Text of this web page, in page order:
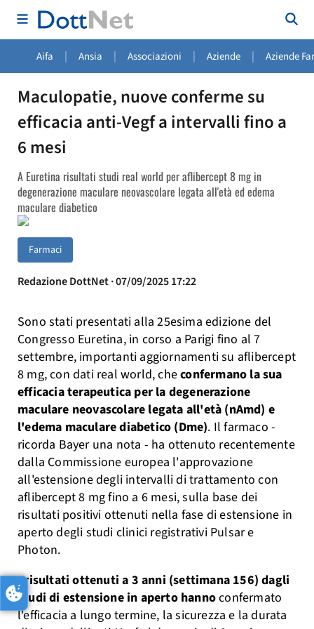
Aifa | Ansia | Associazioni | Aziende | Aziende
Maculopatie, nuove conferme su
efficacia anti-Vegf a intervalli fino a
6 mesi
A Euretina risultati studi real world per aflibercept 8 mg in
degenerazione maculare neovascolare legata all'età ed edema
maculare diabetico
Farmaci
Redazione DottNet · 07/09/2025 17:22
Sono stati presentati alla 25esima edizione del
Congresso Euretina, in corso a Parigi fino al 7
settembre, importanti aggiornamenti su aflibercept
8 mg, con dati real world, checonfermano la sua
efficacia terapeutica per la degenerazione
maculare neovascolare legata all'età (nAmd) e
l'edema maculare diabetico (Dme). Il farmaco -
ricorda Bayer una nota - ha ottenuto recentemente
dalla Commissione europea l'approvazione
all'estensione degli intervalli di trattamento con
aflibercept 8 mg fino a 6 mesi, sulla base dei
risultati positivi ottenuti nella fase di estensione in
aperto degli studi clinici registrativi Pulsar e
Photon.
Irisultati ottenuti a 3 anni (settimana 156) dagli
studi di estensione in aperto hannoconfermato
l'efficacia a lungo termine, la sicurezza e la durata